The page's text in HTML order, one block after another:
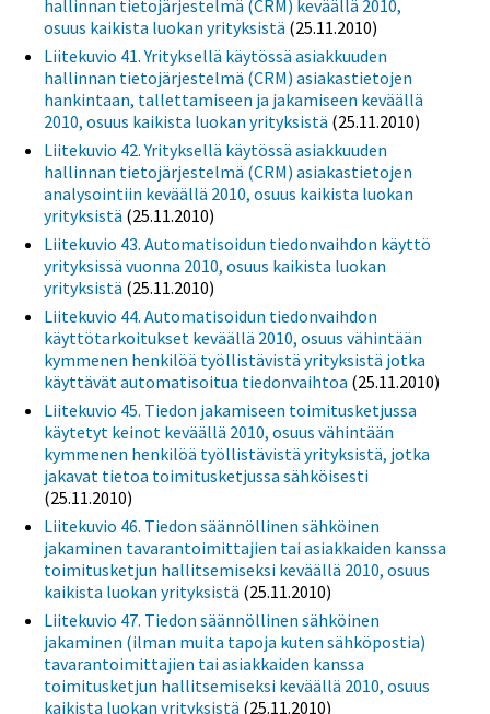
hallinnan tietojärjestelmä (CRM) keväällä 2010,
osuus kaikista luokan yrityksistä (25.11.2010)
Liitekuvio 41. Yrityksellä käytössä asiakkuuden
hallinnan tietojärjestelmä (CRM) asiakastietojen
hankintaan, tallettamiseen ja jakamiseen keväällä
2010, osuus kaikista luokan yrityksistä (25.11.2010)
Liitekuvio 42. Yrityksellä käytössä asiakkuuden
hallinnan tietojärjestelmä (CRM) asiakastietojen
analysointiin keväällä 2010, osuus kaikista luokan
yrityksistä (25.11.2010)
Liitekuvio 43. Automatisoidun tiedonvaihdon käyttö
yrityksissä vuonna 2010, osuus kaikista luokan
yrityksistä (25.11.2010)
Liitekuvio 44. Automatisoidun tiedonvaihdon
käyttötarkoitukset keväällä 2010, osuus vähintään
kymmenen henkilöä työllistävistä yrityksistä jotka
käyttävät automatisoitua tiedonvaihtoa (25.11.2010)
Liitekuvio 45. Tiedon jakamiseen toimitusketjussa
käytetyt keinot keväällä 2010, osuus vähintään
kymmenen henkilöä työllistävistä yrityksistä, jotka
jakavat tietoa toimitusketjussa sähköisesti
(25.11.2010)
Liitekuvio 46. Tiedon säännöllinen sähköinen
jakaminen tavarantoimittajien tai asiakkaiden kanssa
toimitusketjun hallitsemiseksi keväällä 2010, osuus
kaikista luokan yrityksistä (25.11.2010)
Liitekuvio 47. Tiedon säännöllinen sähköinen
jakaminen (ilman muita tapoja kuten sähköpostia)
tavarantoimittajien tai asiakkaiden kanssa
toimitusketjun hallitsemiseksi keväällä 2010, osuus
kaikista luokan yrityksistä (25.11.2010)